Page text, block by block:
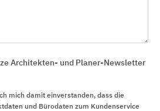
vor Überfall, Einbruch
Architekten- und Planer-Newsletter
mich damit einverstanden, dass die
und Bürodaten zum Kundenservice